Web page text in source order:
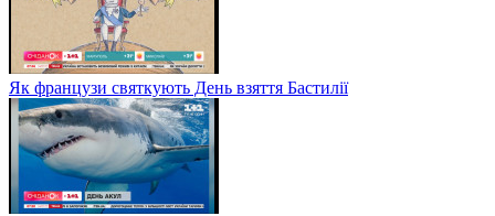
Як французи святкують День взяття Бастилії